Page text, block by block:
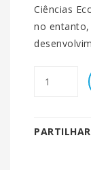
Ciências
no entanto,